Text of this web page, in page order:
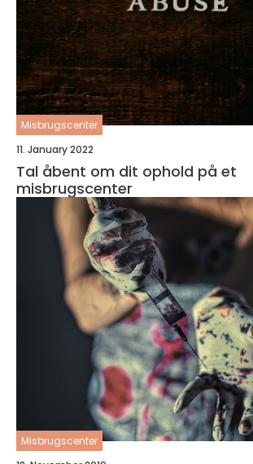
Misbrugscenter
11. January 2022
Tal åbent om dit ophold på et
misbrugscenter
Misbrugscenter